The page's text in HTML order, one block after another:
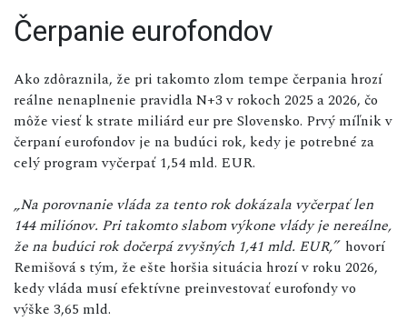
Čerpanie eurofondov
Ako zdôraznila, že pri takomto zlom tempe čerpania hrozí
reálne nenaplnenie pravidla N+3 v rokoch 2025 a 2026, čo
môže viesť k strate miliárd eur pre Slovensko. Prvý míľnik v
čerpaní eurofondov je na budúci rok, kedy je potrebné za
celý program vyčerpať 1,54 mld. EUR.
„Na porovnanie vláda za tento rok dokázala vyčerpať len
144 miliónov. Pri takomto slabom výkone vlády je nereálne,
že na budúci rok dočerpá zvyšných 1,41 mld. EUR,”hovorí
Remišová s tým, že ešte horšia situácia hrozí v roku 2026,
kedy vláda musí efektívne preinvestovať eurofondy vo
výške 3,65 mld.